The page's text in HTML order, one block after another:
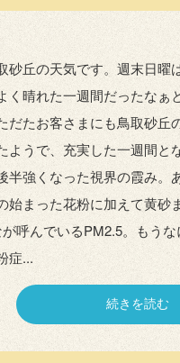
砂丘の天気です。週末日曜
く晴れた一週間だったなぁ
だたお客さまにも鳥取砂丘
ようで、充実した一週間と
半強くなった視界の霞み。
始まった花粉に加えて黄砂
呼んでいるPM2.5。もう
症...
続きを読む